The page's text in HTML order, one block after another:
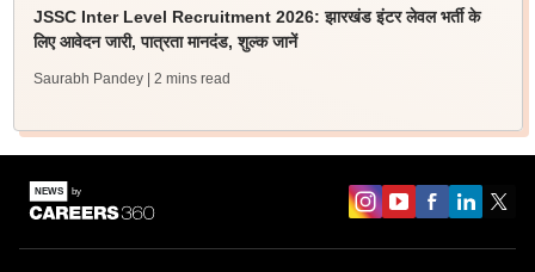
JSSC Inter Level Recruitment 2026: झारखंड इंटर लेवल भर्ती के
लिए आवेदन जारी, पात्रता मानदंड, शुल्क जानें
Saurabh Pandey | 2 mins read